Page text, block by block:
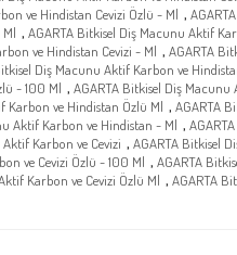
ve Hindistan Cevizi Özlü - Ml ,
, AGARTA Bitkisel Diş Macunu Aktif
ve Hindistan Cevizi - Ml , AGARTA
Diş Macunu Aktif Karbon ve
- 100 Ml , AGARTA Bitkisel Diş
Karbon ve Hindistan Özlü Ml , AGARTA
Aktif Karbon ve Hindistan - Ml ,
Karbon ve Cevizi , AGARTA Bitkisel
ve Cevizi Özlü - 100 Ml , AGARTA
Karbon ve Cevizi Özlü Ml , AGARTA